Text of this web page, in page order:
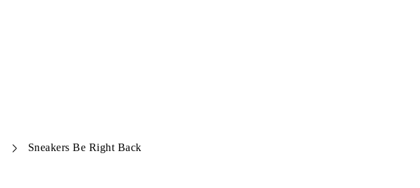
Sneakers Be Right Back